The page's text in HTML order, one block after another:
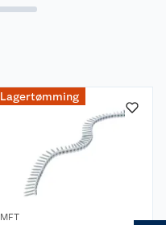
Lagertømming
MFT